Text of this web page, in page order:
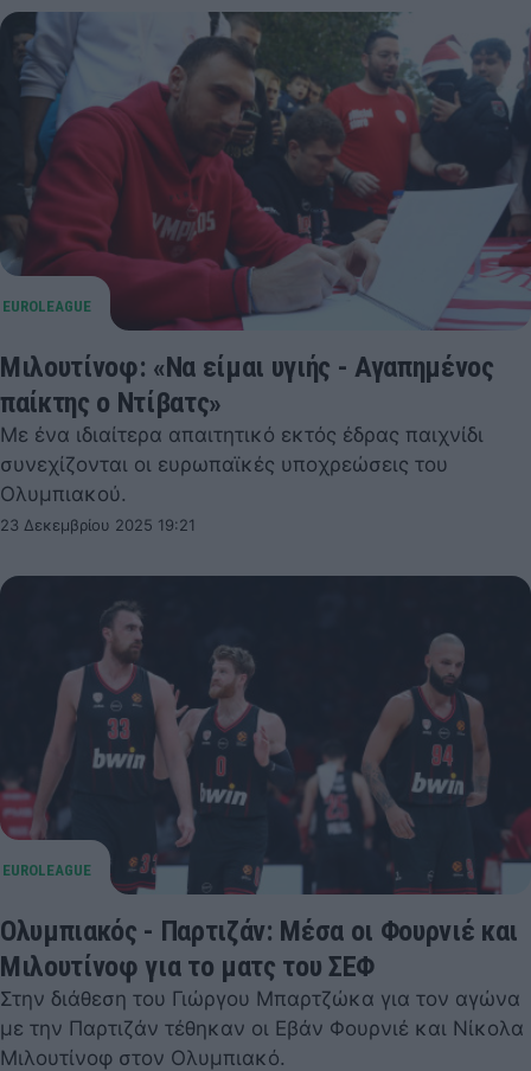
Μιλουτίνοφ: «Να είμαι υγιής - Αγαπημένος
παίκτης ο Ντίβατς»
Με ένα ιδιαίτερα απαιτητικό εκτός έδρας παιχνίδι
συνεχίζονται οι ευρωπαϊκές υποχρεώσεις του
Ολυμπιακού.
23 Δεκεμβρίου 2025 19:21
Ολυμπιακός - Παρτιζάν: Μέσα οι Φουρνιέ και
Μιλουτίνοφ για το ματς του ΣΕΦ
Στην διάθεση του Γιώργου Μπαρτζώκα για τον αγώνα
με την Παρτιζάν τέθηκαν οι Εβάν Φουρνιέ και Νίκολα
Μιλουτίνοφ στον Ολυμπιακό.